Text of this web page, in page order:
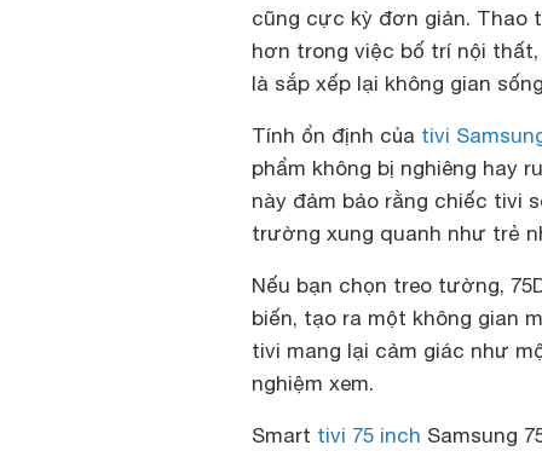
cũng cực kỳ đơn giản. Thao
hơn trong việc bố trí nội
là sắp xếp lại không gian
Tính ổn định của tivi
phẩm không bị nghiêng hay
này đảm bảo rằng chiếc tivi
trường xung quanh như trẻ
Nếu bạn chọn treo tường,
biến, tạo ra một không gian
tivi mang lại cảm giác như
nghiệm xem.
Smart tivi 75 inch Samsung